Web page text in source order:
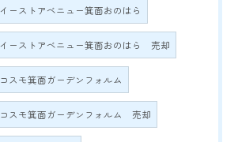
イーストアベニュー箕面おのはら
イーストアベニュー箕面おのはら 売却
コスモ箕面ガーデンフォルム
コスモ箕面ガーデンフォルム 売却